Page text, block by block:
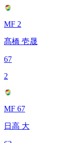
MF 2
髙橋 壱晟
67
2
MF 67
日高 大